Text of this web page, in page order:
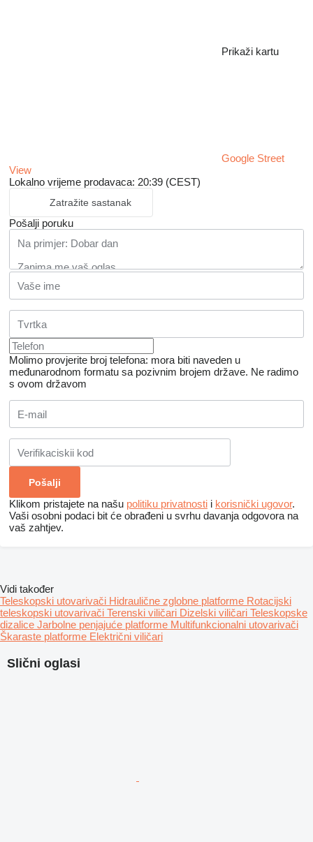
Prikaži kartu
Google Street
View
Lokalno vrijeme prodavaca: 20:39 (CEST)
Zatražite sastanak
Pošalji poruku
Molimo provjerite broj telefona: mora biti naveden u
međunarodnom formatu sa pozivnim brojem države. Ne radimo
s ovom državom
Klikom pristajete na našu politiku privatnosti i korisnički ugovor.
Vaši osobni podaci bit će obrađeni u svrhu davanja odgovora na
vaš zahtjev.
Slični oglasi
Vidi također
Teleskopski utovarivači Hidraulične zglobne platforme Rotacijski
teleskopski utovarivači Terenski viličari Dizelski viličari Teleskopske
dizalice Jarbolne penjajuće platforme Multifunkcionalni utovarivači
Škaraste platforme Električni viličari